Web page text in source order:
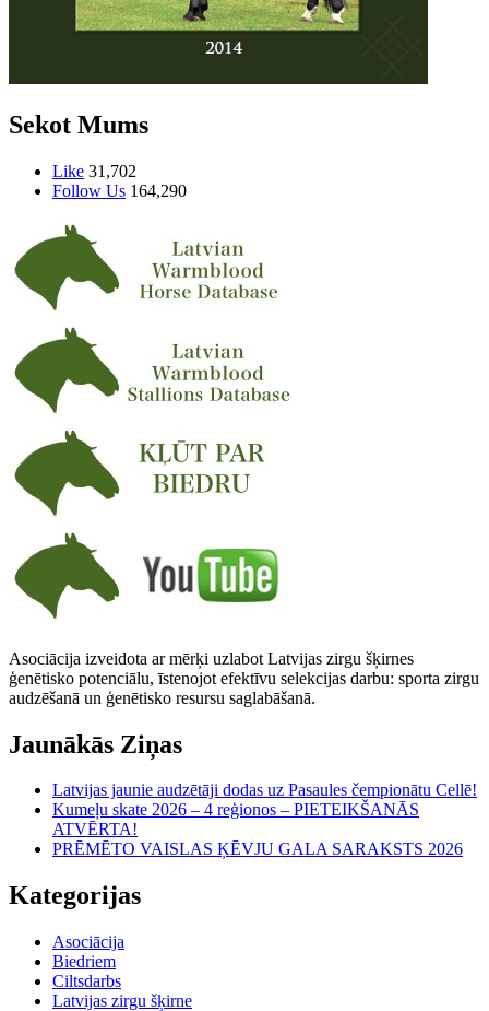
Sekot Mums
Like 31,702
Follow Us 164,290
Asociācija izveidota ar mērķi uzlabot Latvijas zirgu šķirnes
ģenētisko potenciālu, īstenojot efektīvu selekcijas darbu: sporta zirgu
audzēšanā un ģenētisko resursu saglabāšanā.
Jaunākās Ziņas
Latvijas jaunie audzētāji dodas uz Pasaules čempionātu Cellē!
Kumeļu skate 2026 – 4 reģionos – PIETEIKŠANĀS
ATVĒRTA!
PRĒMĒTO VAISLAS ĶĒVJU GALA SARAKSTS 2026
Kategorijas
Asociācija
Biedriem
Ciltsdarbs
Latvijas zirgu šķirne